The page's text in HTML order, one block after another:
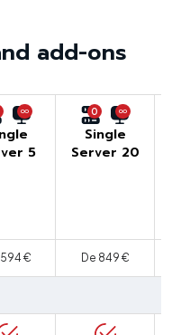
add-ons
5
0
Single
Server 20
594 € De 849 €